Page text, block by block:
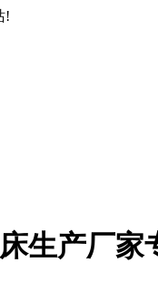
!
生产厂家